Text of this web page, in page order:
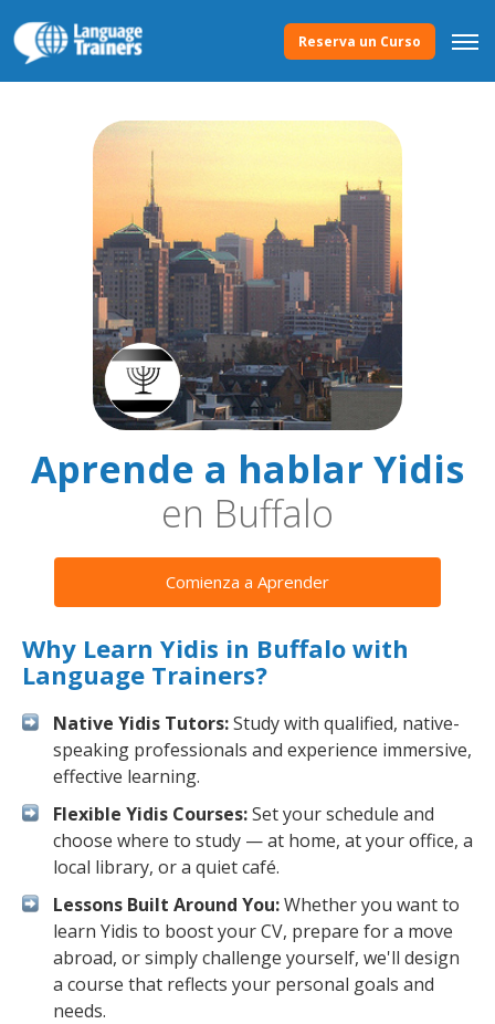
Reserva un Curso
Aprende a hablar Yidis
en Buffalo
Comienza a Aprender
Why Learn Yidis in Buffalo with
Language Trainers?
Native Yidis Tutors:Study with qualified, native-
speaking professionals and experience immersive,
effective learning.
Flexible Yidis Courses:Set your schedule and
choose where to study — at home, at your office, a
local library, or a quiet café.
Lessons Built Around You:Whether you want to
learn Yidis to boost your CV, prepare for a move
abroad, or simply challenge yourself, we'll design
a course that reflects your personal goals and
needs.